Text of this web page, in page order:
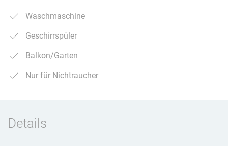
Waschmaschine
Geschirrspüler
Balkon/Garten
Nur für Nichtraucher
Details